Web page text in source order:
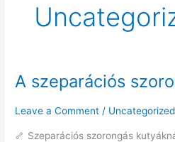
A szeparációs
Leave a Comment / Uncategorized
🦴 Szeparációs szorongás
A
szeparációs
szorongás